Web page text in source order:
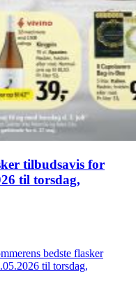
tilbudsavis for
til torsdag,
bedste flasker
til torsdag,